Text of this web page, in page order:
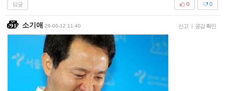
답글 0
0
소기애 26-06-12 11:40 신고 | 공감 확인